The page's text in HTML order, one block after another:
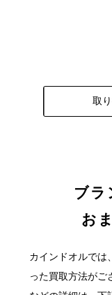
取
ブラ
お
カインドオルでは
った買取方法がご